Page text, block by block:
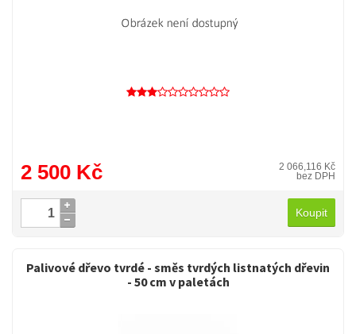
2 500 Kč
2 066,116 Kč
bez DPH
Koupit
Palivové dřevo tvrdé - směs tvrdých listnatých dřevin
- 50 cm v paletách